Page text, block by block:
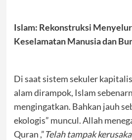
Islam: Rekonstruksi
Keselamatan Manusia dan
Di saat sistem sekuler
alam dirampok, Islam
mengingatkan. Bahkan jauh
ekologis” muncul. Allah
Quran ,”Telah tampak